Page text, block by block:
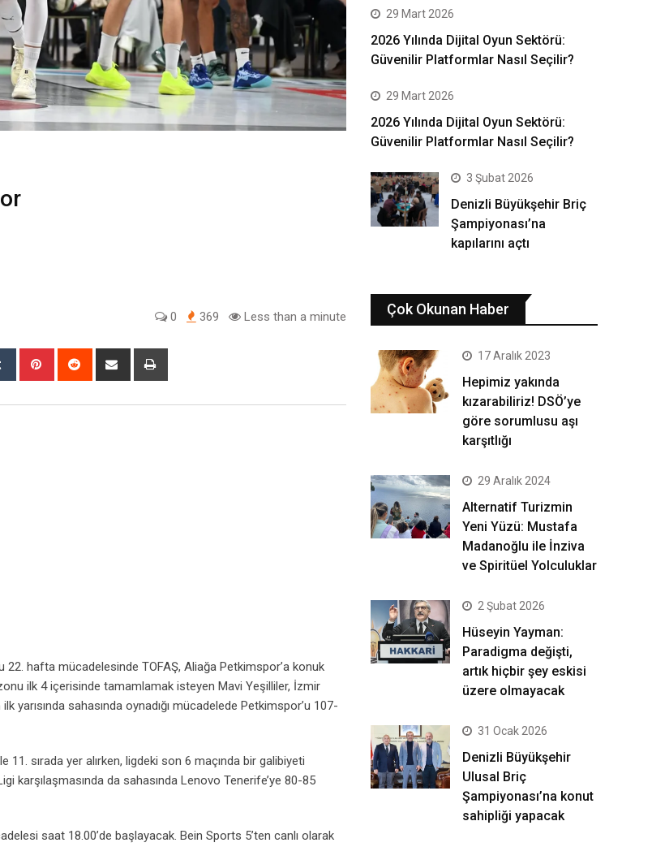
0 369 Less than a minute
Tumblr Pinterest Reddit
Share
hafta mücadelesinde TOFAŞ, Aliağa Petkimspor’a konuk
ilk 4 içerisinde tamamlamak isteyen Mavi Yeşilliler, İzmir
sahasında oynadığı mücadelede Petkimspor’u 107-
sırada yer alırken, ligdeki son 6 maçında bir galibiyeti
karşılaşmasında da sahasında Lenovo Tenerife’ye 80-85
saat 18.00’de başlayacak. Bein Sports 5’ten canlı olarak
29 Mart 2026
2026 Yılında Dijital Oyun Sektörü:
Güvenilir Platformlar Nasıl Seçilir?
29 Mart 2026
2026 Yılında Dijital Oyun Sektörü:
Güvenilir Platformlar Nasıl Seçilir?
3 Şubat 2026
Denizli Büyükşehir Briç
Şampiyonası’na
kapılarını açtı
Çok Okunan Haber
17 Aralık 2023
Hepimiz yakında
kızarabiliriz! DSÖ’ye
göre sorumlusu aşı
karşıtlığı
29 Aralık 2024
Alternatif Turizmin
Yeni Yüzü: Mustafa
Madanoğlu ile İnziva
ve Spiritüel Yolculuklar
2 Şubat 2026
Hüseyin Yayman:
Paradigma değişti,
artık hiçbir şey eskisi
üzere olmayacak
31 Ocak 2026
Denizli Büyükşehir
Ulusal Briç
Şampiyonası’na konut
sahipliği yapacak